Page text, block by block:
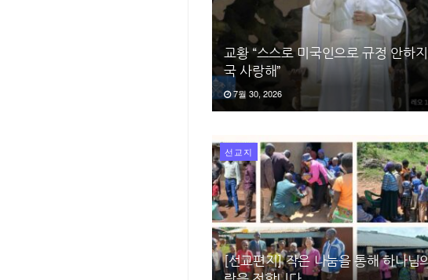
교황 “스스로 미국인으로 규정 안하지
국 사랑해”
7월 30, 2026
선교지
[선교편지] 작은 나눔을 통해 하나님